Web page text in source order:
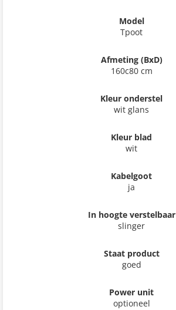
Model
Tpoot
Afmeting (BxD)
160c80 cm
Kleur onderstel
wit glans
Kleur blad
wit
Kabelgoot
ja
In hoogte verstelbaar
slinger
Staat product
goed
Power unit
optioneel